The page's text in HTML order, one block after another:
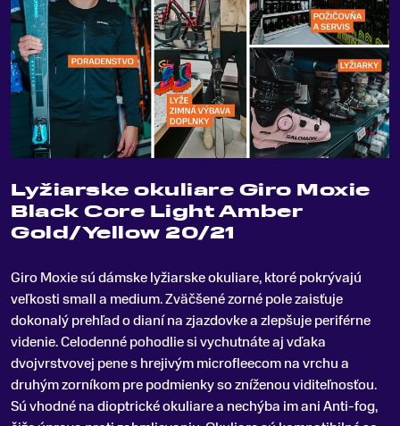
Lyžiarske okuliare Giro Moxie
Black Core Light Amber
Gold/Yellow 20/21
Giro Moxie sú dámske lyžiarske okuliare, ktoré pokrývajú
veľkosti small a medium.Zväčšené zorné pole zaisťuje
dokonalý prehľad o dianí na zjazdovke a zlepšuje periférne
videnie. Celodenné pohodlie si vychutnáte aj vďaka
dvojvrstvovej pene s hrejivým microfleecom na vrchu a
druhým zorníkom pre podmienky so zníženou viditeľnosťou.
Sú vhodné na dioptrické okuliare a nechýba im ani Anti-fog,